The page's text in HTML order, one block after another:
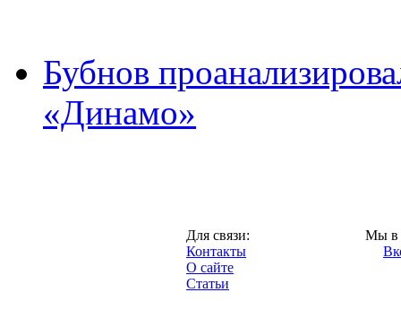
Бубнов
«Динамо»
Для связи:
Контакты
О сайте
Статьи
Мы в